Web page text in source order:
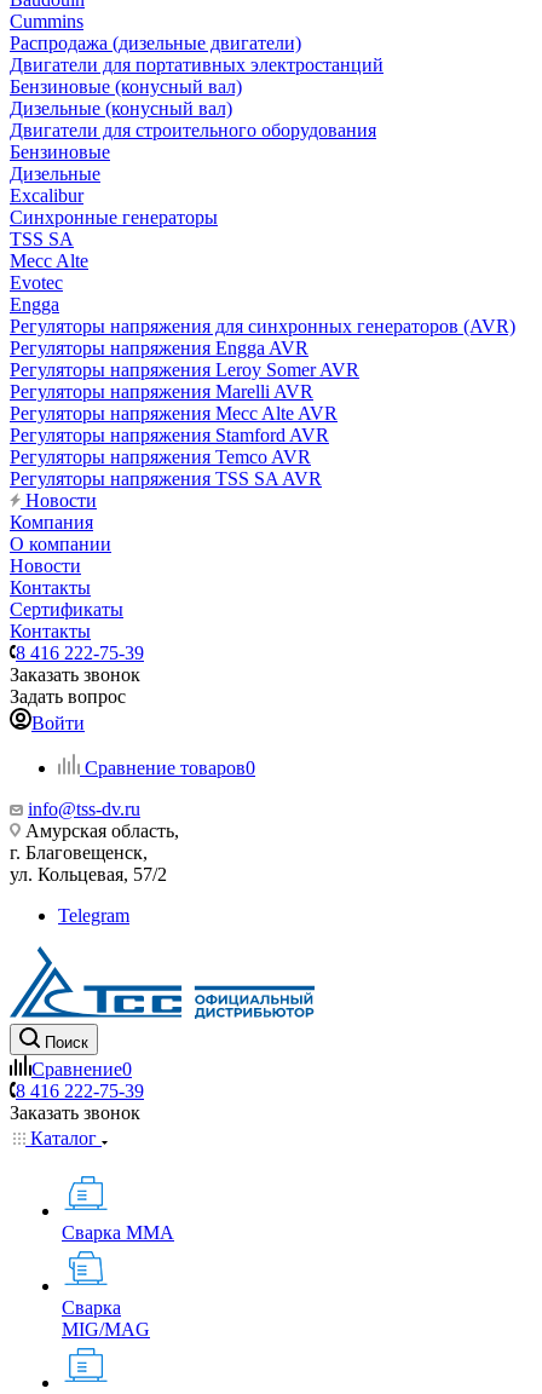
Cummins
Распродажа (дизельные двигатели)
Двигатели для портативных электростанций
Бензиновые (конусный вал)
Дизельные (конусный вал)
Двигатели для строительного оборудования
Бензиновые
Дизельные
Excalibur
Синхронные генераторы
TSS SA
Mecc Alte
Evotec
Engga
Регуляторы напряжения для синхронных генераторов (AVR)
Регуляторы напряжения Engga AVR
Регуляторы напряжения Leroy Somer AVR
Регуляторы напряжения Marelli AVR
Регуляторы напряжения Mecc Alte AVR
Регуляторы напряжения Stamford AVR
Регуляторы напряжения Temco AVR
Регуляторы напряжения TSS SA AVR
Новости
Компания
О компании
Новости
Контакты
Сертификаты
Контакты
8 416 222-75-39
Заказать звонок
Задать вопрос
Войти
Сравнение товаров0
info@tss-dv.ru
Амурская область,
г. Благовещенск,
ул. Кольцевая, 57/2
Telegram
Поиск
Сравнение0
8 416 222-75-39
Заказать звонок
Каталог
Сварка MMA
Сварка
MIG/MAG